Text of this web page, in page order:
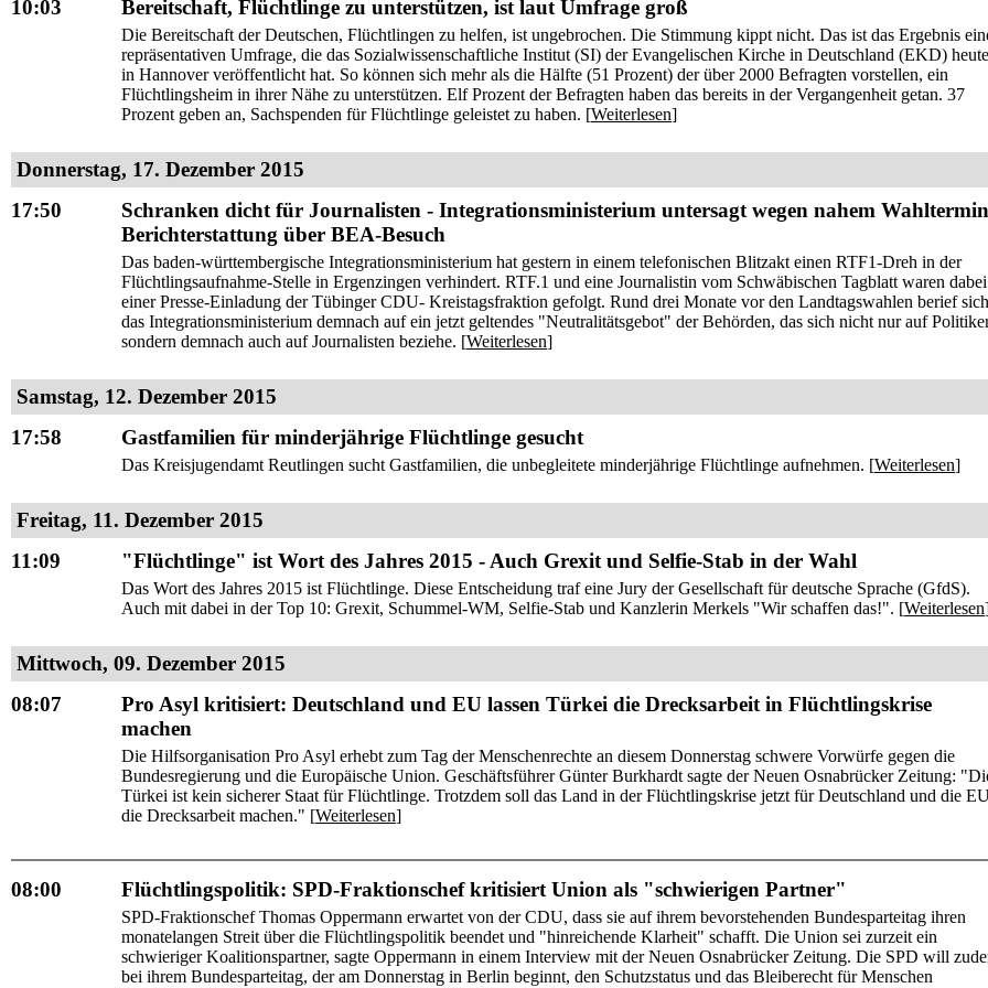
10:03
Bereitschaft, Flüchtlinge zu unterstützen, ist laut Umfrage groß
Die Bereitschaft der Deutschen, Flüchtlingen zu helfen, ist ungebrochen. Die Stimmung kippt nicht. Das ist das Ergebnis
repräsentativen Umfrage, die das Sozialwissenschaftliche Institut (SI) der Evangelischen Kirche in Deutschland (EKD) heute
in Hannover veröffentlicht hat. So können sich mehr als die Hälfte (51 Prozent) der über 2000 Befragten vorstellen, ein
Flüchtlingsheim in ihrer Nähe zu unterstützen. Elf Prozent der Befragten haben das bereits in der Vergangenheit getan. 37
Prozent geben an, Sachspenden für Flüchtlinge geleistet zu haben. [Weiterlesen]
Donnerstag, 17. Dezember 2015
17:50
Schranken dicht für Journalisten - Integrationsministerium untersagt wegen nahem Wahltermin
Berichterstattung über BEA-Besuch
Das baden-württembergische Integrationsministerium hat gestern in einem telefonischen Blitzakt einen RTF1-Dreh in der
Flüchtlingsaufnahme-Stelle in Ergenzingen verhindert. RTF.1 und eine Journalistin vom Schwäbischen Tagblatt waren dabei
einer Presse-Einladung der Tübinger CDU- Kreistagsfraktion gefolgt. Rund drei Monate vor den Landtagswahlen berief sich
das Integrationsministerium demnach auf ein jetzt geltendes "Neutralitätsgebot" der Behörden, das sich nicht nur auf
sondern demnach auch auf Journalisten beziehe. [Weiterlesen]
Samstag, 12. Dezember 2015
17:58
Gastfamilien für minderjährige Flüchtlinge gesucht
Das Kreisjugendamt Reutlingen sucht Gastfamilien, die unbegleitete minderjährige Flüchtlinge aufnehmen. [Weiterlesen]
Freitag, 11. Dezember 2015
11:09
"Flüchtlinge" ist Wort des Jahres 2015 - Auch Grexit und Selfie-Stab in der Wahl
Das Wort des Jahres 2015 ist Flüchtlinge. Diese Entscheidung traf eine Jury der Gesellschaft für deutsche Sprache (GfdS).
Auch mit dabei in der Top 10: Grexit, Schummel-WM, Selfie-Stab und Kanzlerin Merkels "Wir schaffen das!". [Weiterlesen
Mittwoch, 09. Dezember 2015
08:07
Pro Asyl kritisiert: Deutschland und EU lassen Türkei die Drecksarbeit in Flüchtlingskrise
machen
Die Hilfsorganisation Pro Asyl erhebt zum Tag der Menschenrechte an diesem Donnerstag schwere Vorwürfe gegen die
Bundesregierung und die Europäische Union. Geschäftsführer Günter Burkhardt sagte der Neuen Osnabrücker Zeitung:
Türkei ist kein sicherer Staat für Flüchtlinge. Trotzdem soll das Land in der Flüchtlingskrise jetzt für Deutschland und die
die Drecksarbeit machen." [Weiterlesen]
08:00 Flüchtlingspolitik: SPD-Fraktionschef kritisiert Union als "schwierigen Partner"
SPD-Fraktionschef Thomas Oppermann erwartet von der CDU, dass sie auf ihrem bevorstehenden Bundesparteitag ihren
monatelangen Streit über die Flüchtlingspolitik beendet und "hinreichende Klarheit" schafft. Die Union sei zurzeit ein
schwieriger Koalitionspartner, sagte Oppermann in einem Interview mit der Neuen Osnabrücker Zeitung. Die SPD will
bei ihrem Bundesparteitag, der am Donnerstag in Berlin beginnt, den Schutzstatus und das Bleiberecht für Menschen